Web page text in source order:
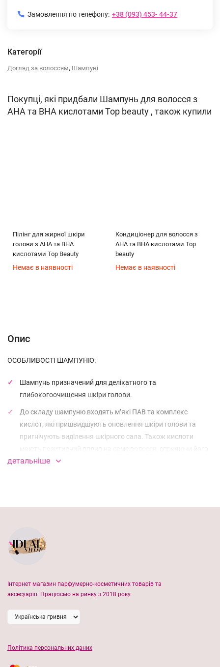
Замовлення по телефону: +38 (093) 453- 44-37
Категорії
Догляд за волоссям, Шампуні
Покупці, які придбали Шампунь для волосся з
АНА та ВНА кислотами Top beauty , також купили
Пілінг для жирної шкіри
голови з АНА та ВНА
кислотами Top Beauty
Немає в наявності
Кондиціонер для волосся з
АНА та ВНА кислотами Top
beauty
Немає в наявності
Опис
ОСОБЛИВОСТІ ШАМПУНЮ:
Шампунь призначений для делікатного та
глибокогоочищення шкіри голови.
До складу шампуню входять м’які ПАВ та комплекс
кислот, які пришвидшують оновлення шкіри голови та
пригнічують виділення шкірного сала. Також кислоти
зволоженню та відновленню його структури.
Алантоїн – допомагає утримувати вологу, запобігаючи
Гідролізат протеїнів кератину – це основний компонент,
щовідповідає за структуру волосся та захищає волосся
голови, завдяки чому підвищує міцність, посилює блиск та
Гель алое вери – закриває кутикулу, волосся також
Спосіб застосування:
детальніше
Інтернет магазин парфумерно-косметичних товарів та
аксесуарів. Працюємо на ринку з 2018 року.
Політика персональних даних